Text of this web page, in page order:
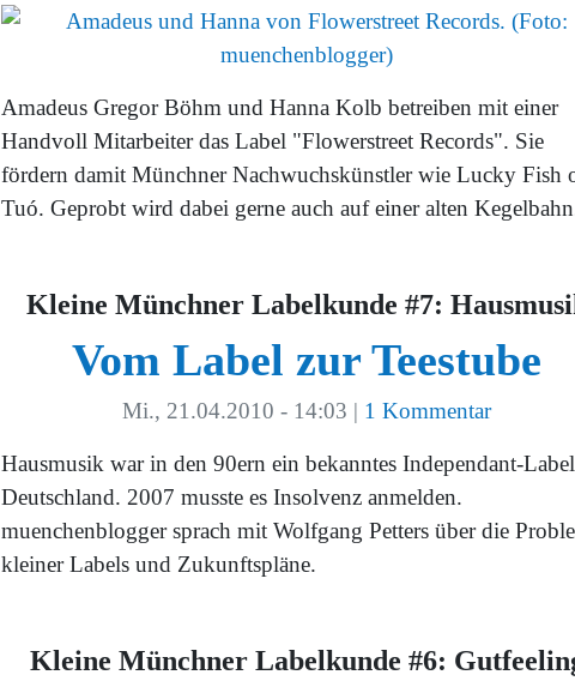
Amadeus Gregor Böhm und Hanna Kolb betreiben mit einer
Handvoll Mitarbeiter das Label "Flowerstreet Records". Sie
fördern damit Münchner Nachwuchskünstler wie Lucky Fish
Tuó. Geprobt wird dabei gerne auch auf einer alten
Kleine Münchner Labelkunde #7:
Vom Label zur Teestube
Mi., 21.04.2010 - 14:03 | 1 Kommentar
Hausmusik war in den 90ern ein bekanntes Independant-
Deutschland. 2007 musste es Insolvenz anmelden.
muenchenblogger sprach mit Wolfgang Petters über die
kleiner Labels und Zukunftspläne.
Kleine Münchner Labelkunde #6: